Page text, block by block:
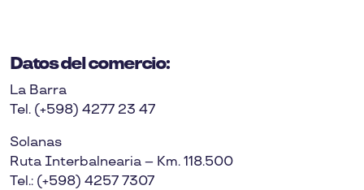
Datos del comercio:
La Barra
Tel. (+598) 4277 23 47
Solanas
Ruta Interbalnearia – Km. 118.500
Tel.: (+598) 4257 7307